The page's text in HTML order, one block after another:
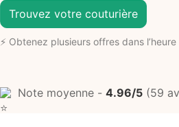
Trouvez votre couturière
⚡ Obtenez plusieurs offres dans l’heure
Note moyenne - 4.96/5 (59